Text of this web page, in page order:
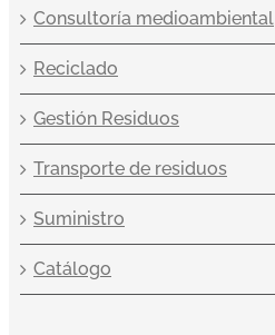
Consultoría medioambiental
Reciclado
Gestión Residuos
Transporte de residuos
Suministro
Catálogo